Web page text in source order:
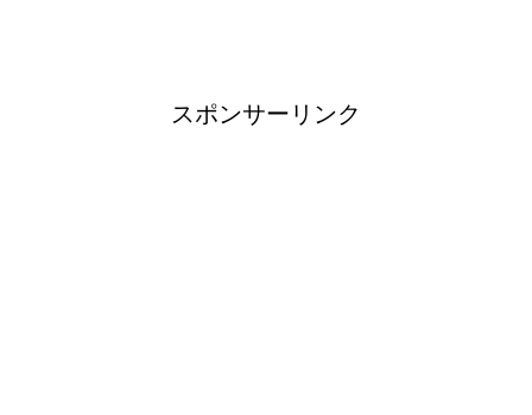
スポンサーリンク